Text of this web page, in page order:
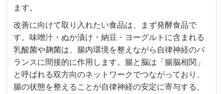
ます。
改善に向けて取り入れたい食品は、まず発酵食品で
す。味噌汁・ぬか漬け・納豆・ヨーグルトに含まれる
乳酸菌や麹菌は、腸内環境を整えながら自律神経のバ
ランスに間接的に作用します。腸と脳は「腸脳相関」
と呼ばれる双方向のネットワークでつながっており、
腸の状態を整えることが自律神経の安定に寄与する、